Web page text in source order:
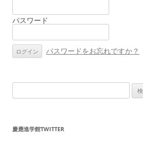
ョ
パスワード
パスワードをお忘れですか？
索:
慶應進学館TWITTER